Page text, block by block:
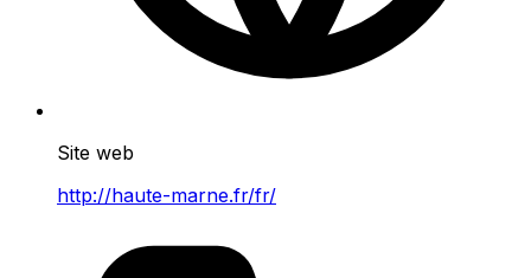
Site web
http://haute-marne.fr/fr/